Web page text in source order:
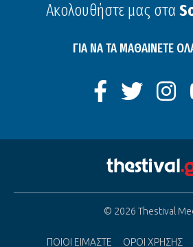
Ακολουθήστε μας στα
ΓΙΑ ΝΑ ΤΑ ΜΑΘΑΙΝΕΤΕ
© 2026 Thestival
ΠΟΙΟΙ ΕΙΜΑΣΤΕ ΟΡΟΙ ΧΡΗΣΗΣ